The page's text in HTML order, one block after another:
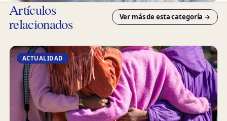
Artículos
relacionados Ver más de esta categoría →
ACTUALIDAD